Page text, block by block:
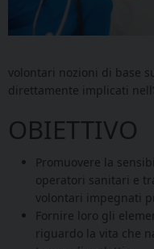
volontari nozioni di base
direttamente implicati
OBIETTIVO
Promuovere la
operatori sanitari e
volontari impegnati
Fornire loro gli
riguardo la vita che